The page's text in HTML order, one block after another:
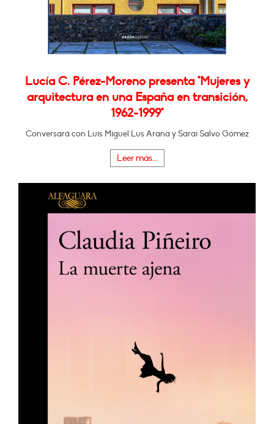
Lucía C. Pérez-Moreno presenta "Mujeres y
arquitectura en una España en transición,
1962-1999"
Conversará con Luis Miguel Lus Arana y Sarai Salvo Gómez
Leer más...